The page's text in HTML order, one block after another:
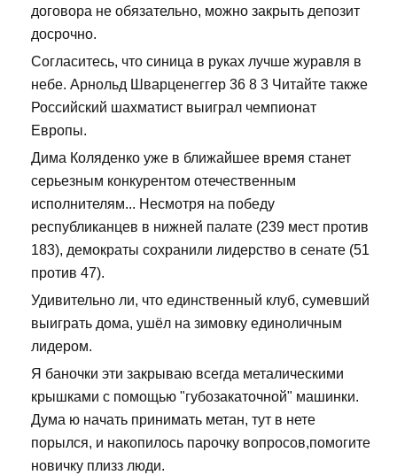
договора не обязательно, можно закрыть депозит
досрочно.
Согласитесь, что синица в руках лучше журавля в
небе. Арнольд Шварценеггер 36 8 3 Читайте также
Российский шахматист выиграл чемпионат
Европы.
Дима Коляденко уже в ближайшее время станет
серьезным конкурентом отечественным
исполнителям... Несмотря на победу
республиканцев в нижней палате (239 мест против
183), демократы сохранили лидерство в сенате (51
против 47).
Удивительно ли, что единственный клуб, сумевший
выиграть дома, ушёл на зимовку единоличным
лидером.
Я баночки эти закрываю всегда металическими
крышками с помощью "губозакаточной" машинки.
Дума ю начать принимать метан, тут в нете
порылся, и накопилось парочку вопросов,помогите
новичку плизз люди.